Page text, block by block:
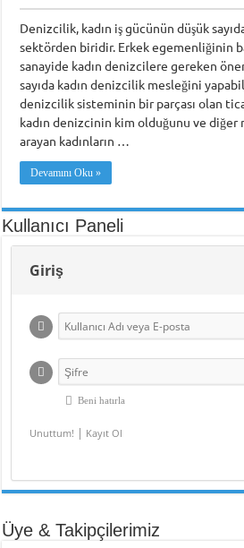
Denizcilik, kadın iş gücünün düşük
sektörden biridir. Erkek egemenliğinin
sanayide kadın denizcilere gereken
sayıda kadın denizcilik mesleğini
denizcilik sisteminin bir parçası olan
kadın denizcinin kim olduğunu ve
arayan kadınların …
Devamını Oku »
Kullanıcı Paneli
Giriş
Beni hatırla
Unuttum! | Kayıt Ol
Üye & Takipçilerimiz